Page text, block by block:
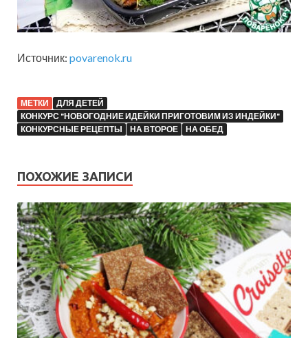
Источник: povarenok.ru
МЕТКИ
ДЛЯ ДЕТЕЙ
КОНКУРС "НОВОГОДНИЕ ИДЕЙКИ ПРИГОТОВИМ ИЗ ИНДЕЙКИ"
КОНКУРСНЫЕ РЕЦЕПТЫ
НА ВТОРОЕ НА ОБЕД
ПОХОЖИЕ ЗАПИСИ